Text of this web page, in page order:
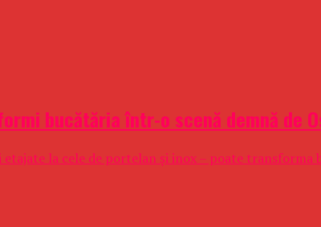
bucătăria într-o scenă demnă de
etajate la cele de portelan și inox – poate